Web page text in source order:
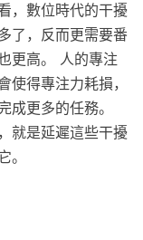
，數位時代的干擾
了，反而更需要番
更高。 人的專注
使得專注力耗損，
成更多的任務。
就是延遲這些干擾
。